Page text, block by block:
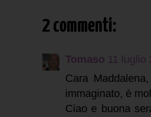
2 commenti:
Tomaso 11 luglio
Cara
immaginato, è
Ciao e buona